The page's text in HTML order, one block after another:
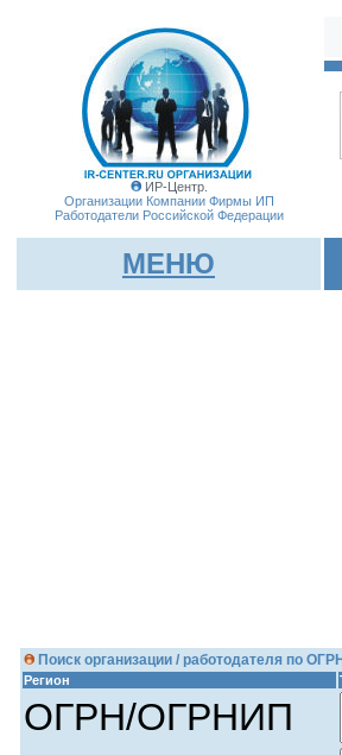
ИР-Центр.
Организации Компании Фирмы ИП
Работодатели Российской Федерации
МЕНЮ
Поиск организации / работодателя по
Регион
ОГРН/ОГРНИП